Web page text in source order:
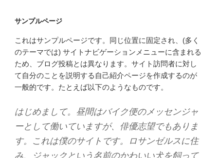
サンプルページ
これはサンプルページです。同じ位置に固定され、(多く
のテーマでは) サイトナビゲーションメニューに含まれる
ため、ブログ投稿とは異なります。サイト訪問者に対し
て自分のことを説明する自己紹介ページを作成するのが
一般的です。たとえば以下のようなものです。
はじめまして。昼間はバイク便のメッセンジャ
ーとして働いていますが、俳優志望でもありま
す。これは僕のサイトです。ロサンゼルスに住
み、ジャックという名前のかわいい犬を飼って